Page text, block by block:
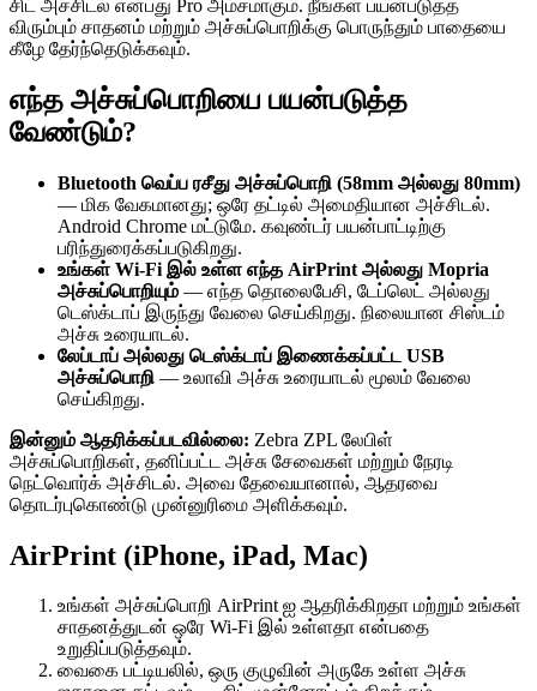
சிட் அச்சிடல் என்பது Pro அம்சமாகும். நீங்கள் பயன்படுத்த
விரும்பும் சாதனம் மற்றும் அச்சுப்பொறிக்கு பொருந்தும் பாதையை
கீழே தேர்ந்தெடுக்கவும்.
எந்த அச்சுப்பொறியை பயன்படுத்த
வேண்டும்?
Bluetooth வெப்ப ரசீது அச்சுப்பொறி (58mm அல்லது 80mm)
— மிக வேகமானது; ஒரே தட்டில் அமைதியான அச்சிடல்.
Android Chrome மட்டுமே. கவுண்டர் பயன்பாட்டிற்கு
பரிந்துரைக்கப்படுகிறது.
உங்கள் Wi-Fi இல் உள்ள எந்த AirPrint அல்லது Mopria
அச்சுப்பொறியும் — எந்த தொலைபேசி, டேப்லெட் அல்லது
டெஸ்க்டாப் இருந்து வேலை செய்கிறது. நிலையான சிஸ்டம்
அச்சு உரையாடல்.
லேப்டாப் அல்லது டெஸ்க்டாப் இணைக்கப்பட்ட USB
அச்சுப்பொறி — உலாவி அச்சு உரையாடல் மூலம் வேலை
செய்கிறது.
இன்னும் ஆதரிக்கப்படவில்லை: Zebra ZPL லேபிள்
அச்சுப்பொறிகள், தனிப்பட்ட அச்சு சேவைகள் மற்றும் நேரடி
நெட்வொர்க் அச்சிடல். அவை தேவையானால், ஆதரவை
தொடர்புகொண்டு முன்னுரிமை அளிக்கவும்.
AirPrint (iPhone, iPad, Mac)
உங்கள் அச்சுப்பொறி AirPrint ஐ ஆதரிக்கிறதா மற்றும் உங்கள்
சாதனத்துடன் ஒரே Wi-Fi இல் உள்ளதா என்பதை
உறுதிப்படுத்தவும்.
வைகை பட்டியலில், ஒரு குழுவின் அருகே உள்ள அச்சு